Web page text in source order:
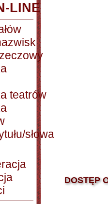
LINE
teatrów
słowa
DOSTĘP